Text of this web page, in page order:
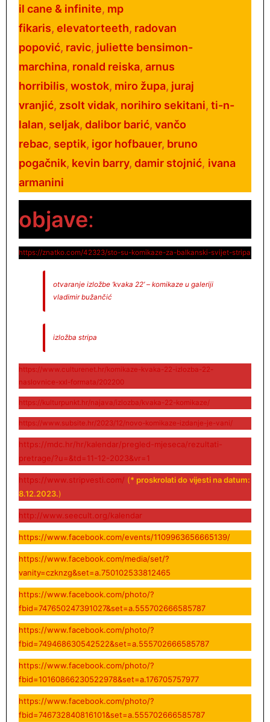
il cane & infinite, mp
fikaris, elevatorteeth, radovan
popović, ravic, juliette bensimon-
marchina, ronald reiska, arnus
horribilis, wostok, miro župa, juraj
vranjić, zsolt vidak, norihiro sekitani, ti-n-
lalan, seljak, dalibor barić, vančo
rebac, septik, igor hofbauer, bruno
pogačnik, kevin barry, damir stojnić, ivana
armanini
objave:
https://znatko.com/42323/sto-su-komikaze-za-balkanski-svijet-stripa
otvaranje izložbe ‘kvaka 22’ – komikaze u galeriji
vladimir bužančić
izložba stripa
https://www.culturenet.hr/komikaze-kvaka-22-izlozba-22-
naslovnice-xxl-formata/202200
https://kulturpunkt.hr/najava/izlozba/kvaka-22-komikaze/
https://www.subsite.hr/2023/12/novo-komikaze-izdanje-je-vani/
https://mdc.hr/hr/kalendar/pregled-mjeseca/rezultati-
pretrage/?u=&td=11-12-2023&vr=1
https://www.stripvesti.com/ (* proskrolati do vijesti na datum:
8.12.2023.)
http://www.seecult.org/kalendar
https://www.facebook.com/events/1109963656665139/
https://www.facebook.com/media/set/?
vanity=czknzg&set=a.750102533812465
https://www.facebook.com/photo/?
fbid=747650247391027&set=a.555702666585787
https://www.facebook.com/photo/?
fbid=749468630542522&set=a.555702666585787
https://www.facebook.com/photo/?
fbid=10160866230522978&set=a.176705757977
https://www.facebook.com/photo/?
fbid=746732840816101&set=a.555702666585787